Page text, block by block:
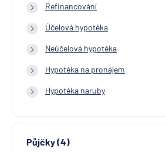
Refinancování
Účelová hypotéka
Neúčelová hypotéka
Hypotéka na pronájem
Hypotéka naruby
Půjčky (4)